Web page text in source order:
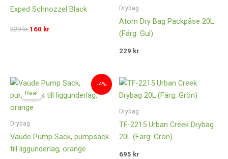
Exped Schnozzel Black
229kr
229 kr.
160 kr
160 kr.
Drybag
Atom Dry Bag Packpåse 20L
(Färg: Gul)
229 kr
-4%
Rea!
Drybag
Vaude Pump Sack, pumpsäck
till liggunderlag, orange
Det
ursprungliga
priset
var:
Det
nuvarande
priset
Drybag
TF-2215 Urban Creek Drybag
20L (Färg: Grön)
695 kr